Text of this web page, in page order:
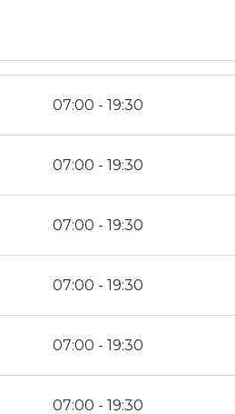
07:00 - 19:30
07:00 - 19:30
07:00 - 19:30
07:00 - 19:30
07:00 - 19:30
07:00 - 19:30